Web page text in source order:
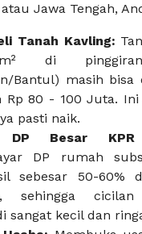
Jawa Tengah,
Tanah Kavling:
di
Bantul) masih bisa
Rp 80 - 100 Juta. Ini
pasti naik.
DP Besar KPR
DP rumah
sebesar 50-60%
sehingga cicilan
sangat kecil dan